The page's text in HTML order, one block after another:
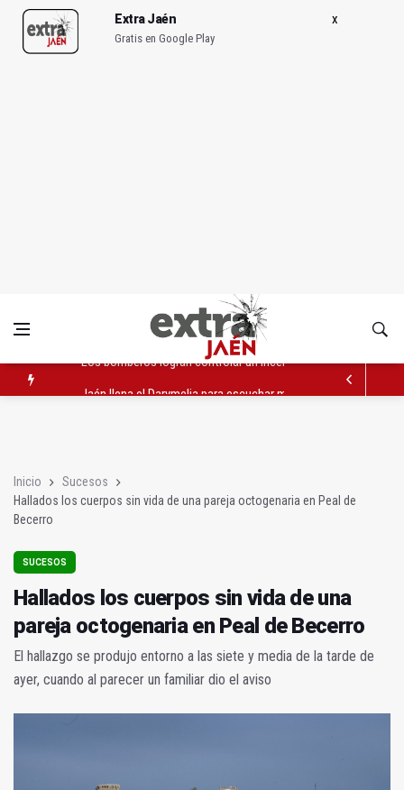
Extra Jaén
Gratis en Google Play
Jaén llena el Darymelia para escuchar música de Disney
Inicio
Sucesos
Hallados los cuerpos sin vida de una pareja octogenaria en Peal de
Becerro
SUCESOS
Hallados los cuerpos sin vida de una
pareja octogenaria en Peal de Becerro
El hallazgo se produjo entorno a las siete y media de la tarde de
ayer, cuando al parecer un familiar dio el aviso